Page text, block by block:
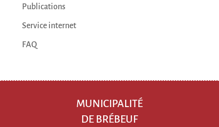
Publications
Service internet
FAQ
MUNICIPALITÉ
DE BRÉBEUF